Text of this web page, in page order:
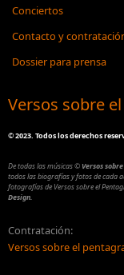
Conciertos
Contacto y
Dossier para prensa
Versos sobre
©2023. Todos los derechos
De todas las músicas© Versos
todos las biografías y fotos de cada
fotografías de Versos sobre el
Design.
Contratación:
Versos sobre el